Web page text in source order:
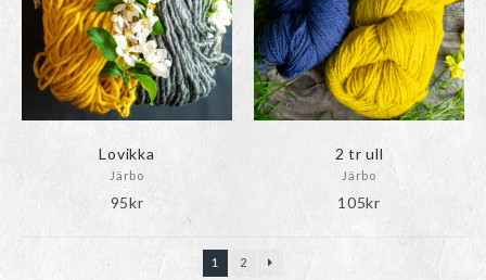
Lovikka
Järbo
95kr
2 tr ull
Järbo
105kr
1 2